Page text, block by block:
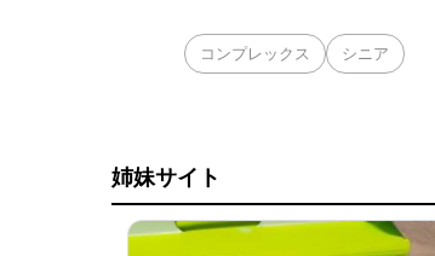
コンプレックス シニア
姉妹サイト